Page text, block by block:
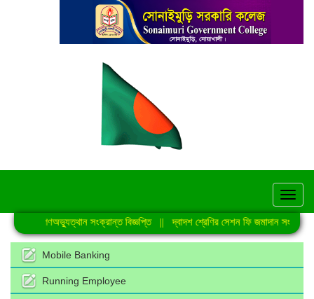
জুলাই গণঅভ্যুত্থান সংক্রান্ত বিজ্ঞপ্তি||দ্বাদশ শ্রেণির সেশন ফি জমাদান সংক্রান্ত
Mobile Banking
Running Employee